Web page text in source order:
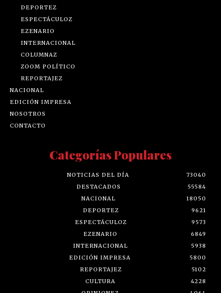
DEPORTEZ
ESPECTÁCULOZ
EZENARIO
INTERNACIONAL
COLUMNAZ
ZOOM POLÍTICO
REPORTAJEZ
NACIONAL
EDICIÓN IMPRESA
NOSOTROS
CONTACTO
Categorías Populares
NOTICIAS DEL DÍA
73040
DESTACADOS
55584
NACIONAL
18050
DEPORTEZ
9621
ESPECTÁCULOZ
9573
EZENARIO
6849
INTERNACIONAL
5938
EDICIÓN IMPRESA
5800
REPORTAJEZ
5102
CULTURA
4228